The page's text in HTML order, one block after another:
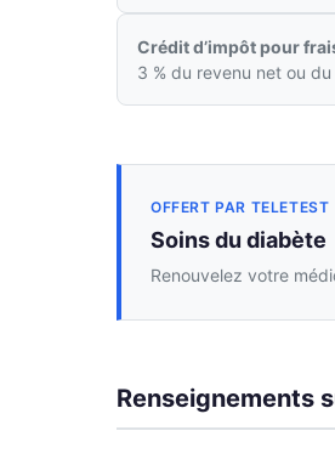
Crédit d’impôt pour
3 % du revenu net ou du
OFFERT PAR TELETEST
Soins du diabète
Renouvelez votre
Renseignements